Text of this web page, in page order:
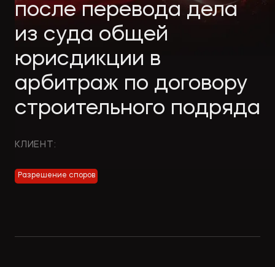
Архитектура
и проектирование
Банкротство
Экологическое
Новости
компании
Публикации
в СМИ
после перевода дела
из суда общей
юрисдикции в
арбитраж по договору
строительного подряда
КЛИЕНТ:
Разрешение споров